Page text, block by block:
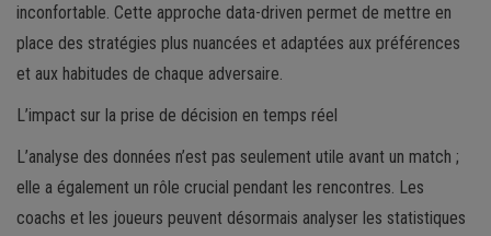
inconfortable. Cette approche data-driven permet de mettre en
place des stratégies plus nuancées et adaptées aux préférences
et aux habitudes de chaque adversaire.
L’impact sur la prise de décision en temps réel
L’analyse des données n’est pas seulement utile avant un match ;
elle a également un rôle crucial pendant les rencontres. Les
coachs et les joueurs peuvent désormais analyser les statistiques